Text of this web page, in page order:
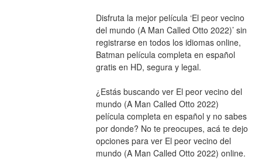
Disfruta la mejor película ‘El peor vecino
del mundo (A Man Called Otto 2022)’ sin
registrarse en todos los idiomas online,
Batman película completa en español
gratis en HD, segura y legal.
¿Estás buscando ver El peor vecino del
mundo (A Man Called Otto 2022)
película completa en español y no sabes
por donde? No te preocupes, acá te dejo
opciones para ver El peor vecino del
mundo (A Man Called Otto 2022) online.